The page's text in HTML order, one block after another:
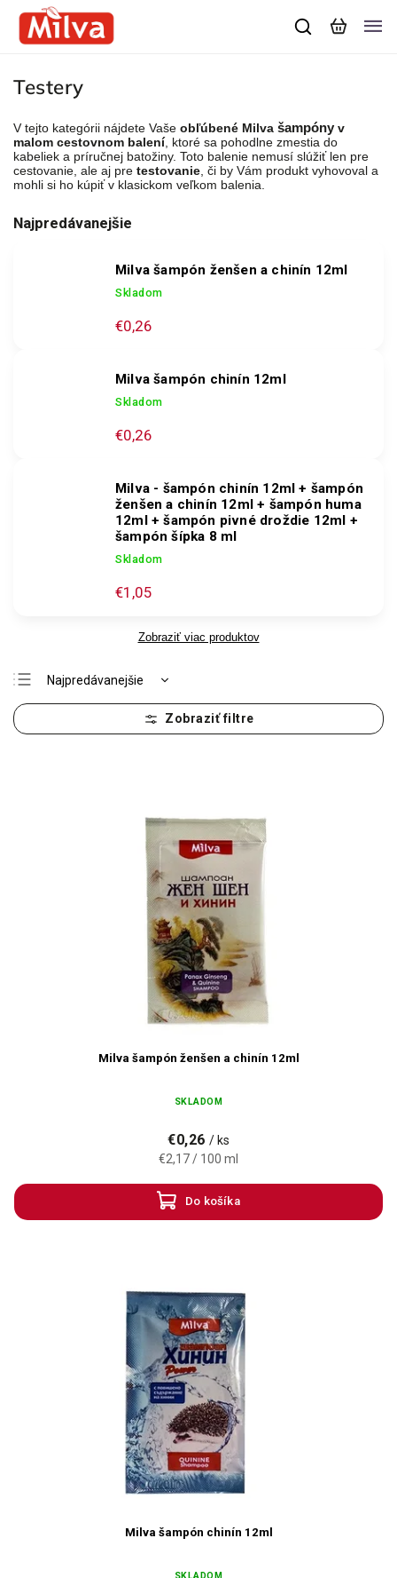
Testery
V tejto kategórii nájdete Vaše obľúbené Milva šampóny v
malom cestovnom balení, ktoré sa pohodlne zmestia do
kabeliek a príručnej batožiny. Toto balenie nemusí slúžiť len pre
cestovanie, ale aj pre testovanie , či by Vám produkt vyhovoval a
mohli si ho kúpiť v klasickom veľkom balenia.
Najpredávanejšie
Milva šampón ženšen a chinín 12ml
Skladom
€0,26
Milva šampón chinín 12ml
Skladom
€0,26
Milva - šampón chinín 12ml + šampón
ženšen a chinín 12ml + šampón huma
12ml + šampón pivné droždie 12ml +
šampón šípka 8 ml
Skladom
€1,05
Zobraziť viac produktov
Odporúčame
Najlacnejšie
Najpredávanejšie
Milva šampón ženšen a chinín 12ml
SKLADOM
€0,26 / ks
€2,17 / 100 ml
Do košíka
Milva šampón chinín 12ml